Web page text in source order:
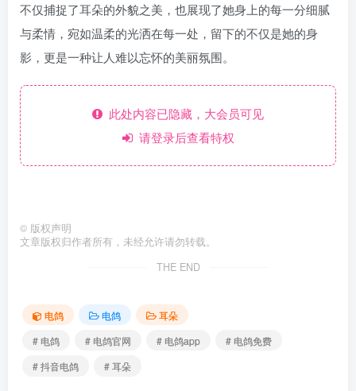
不仅捕捉了耳朵的外貌之美，也展现了她身上的每一分细腻
与柔情，宛如温柔的光洒在每一处，留下的不仅是她的身
影，更是一种让人难以忘怀的美丽氛围。
此处内容已隐藏，大会员可见
请登录后查看特权
© 版权声明
文章版权归作者所有，未经允许请勿转载。
THE END
电鸽 电鸽
耳朵
# 电鸽
# 电鸽官网 # 电鸽app
# 电鸽免费
# 抖音电鸽
# 耳朵